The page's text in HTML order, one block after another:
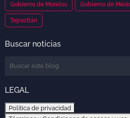
Gobierno de Morelos Gobierno de
Tepoztlán
Buscar noticias
LEGAL
Política de privacidad